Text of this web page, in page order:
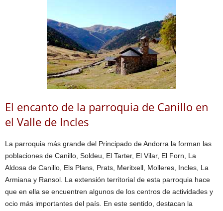
El encanto de la parroquia de Canillo en
el Valle de Incles
La parroquia más grande del Principado de Andorra la forman las
poblaciones de Canillo, Soldeu, El Tarter, El Vilar, El Forn, La
Aldosa de Canillo, Els Plans, Prats, Meritxell, Molleres, Incles, La
Armiana y Ransol. La extensión territorial de esta parroquia hace
que en ella se encuentren algunos de los centros de actividades y
ocio más importantes del país. En este sentido, destacan la